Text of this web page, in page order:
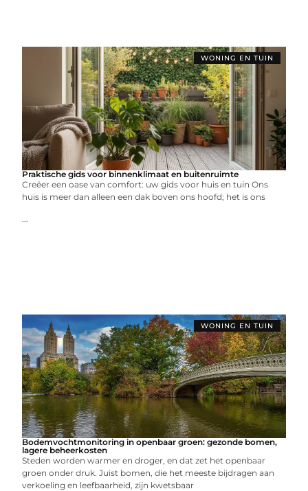
WONING EN TUIN
Praktische gids voor binnenklimaat en buitenruimte
Creëer een oase van comfort: uw gids voor huis en tuin Ons
huis is meer dan alleen een dak boven ons hoofd; het is ons
...
WONING EN TUIN
Bodemvochtmonitoring in openbaar groen: gezonde bomen,
lagere beheerkosten
Steden worden warmer en droger, en dat zet het openbaar
groen onder druk. Juist bomen, die het meeste bijdragen aan
verkoeling en leefbaarheid, zijn kwetsbaar